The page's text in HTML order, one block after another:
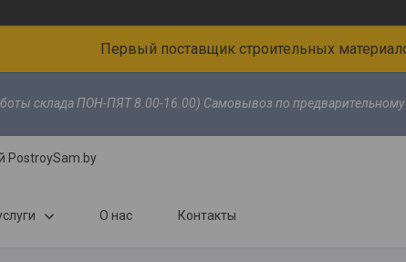
Первый поставщик строительных
склада ПОН-ПЯТ 8.00-16.00) Самовывоз по предварительному
PostroySam.by
О нас Контакты